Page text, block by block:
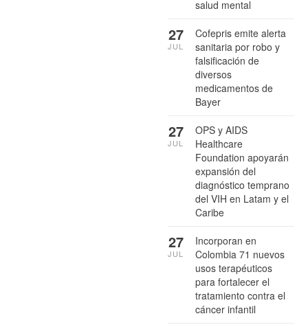
salud mental
Cofepris emite alerta
sanitaria por robo y
falsificación de
diversos
medicamentos de
Bayer
27
JUL
OPS y AIDS
Healthcare
Foundation apoyarán
expansión del
diagnóstico temprano
del VIH en Latam y el
Caribe
27
JUL
Incorporan en
Colombia 71 nuevos
usos terapéuticos
para fortalecer el
tratamiento contra el
cáncer infantil
27
JUL